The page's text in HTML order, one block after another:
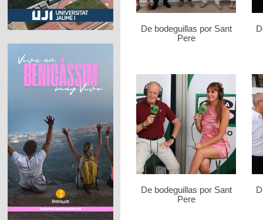
De bodeguillas por Sant
Pere
De bodeguillas por Sant
Pere